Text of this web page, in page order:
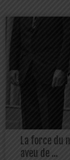
La force du
aveu de ...